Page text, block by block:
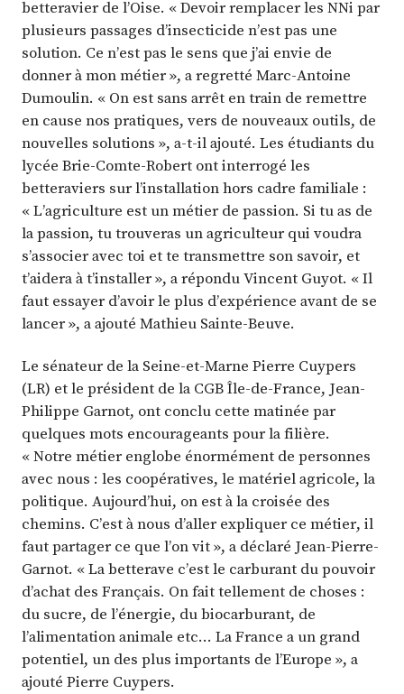
betteravier de l’Oise. « Devoir remplacer les NNi par
plusieurs passages d’insecticide n’est pas une
solution. Ce n’est pas le sens que j’ai envie de
donner à mon métier », a regretté Marc-Antoine
Dumoulin. « On est sans arrêt en train de remettre
en cause nos pratiques, vers de nouveaux outils, de
nouvelles solutions », a-t-il ajouté. Les étudiants du
lycée Brie-Comte-Robert ont interrogé les
betteraviers sur l’installation hors cadre familiale :
« L’agriculture est un métier de passion. Si tu as de
la passion, tu trouveras un agriculteur qui voudra
s’associer avec toi et te transmettre son savoir, et
t’aidera à t’installer », a répondu Vincent Guyot. « Il
faut essayer d’avoir le plus d’expérience avant de se
lancer », a ajouté Mathieu Sainte-Beuve.
Le sénateur de la Seine-et-Marne Pierre Cuypers
(LR) et le président de la CGB Île-de-France, Jean-
Philippe Garnot, ont conclu cette matinée par
quelques mots encourageants pour la filière.
« Notre métier englobe énormément de personnes
avec nous : les coopératives, le matériel agricole, la
politique. Aujourd’hui, on est à la croisée des
chemins. C’est à nous d’aller expliquer ce métier, il
faut partager ce que l’on vit », a déclaré Jean-Pierre-
Garnot. « La betterave c’est le carburant du pouvoir
d’achat des Français. On fait tellement de choses :
du sucre, de l’énergie, du biocarburant, de
l’alimentation animale etc… La France a un grand
potentiel, un des plus importants de l’Europe », a
ajouté Pierre Cuypers.